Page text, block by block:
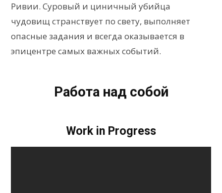
Ривии. Суровый и циничный убийца
чудовищ странствует по свету, выполняет
опасные задания и всегда оказывается в
эпицентре самых важных событий.
Работа над собой
Work in Progress